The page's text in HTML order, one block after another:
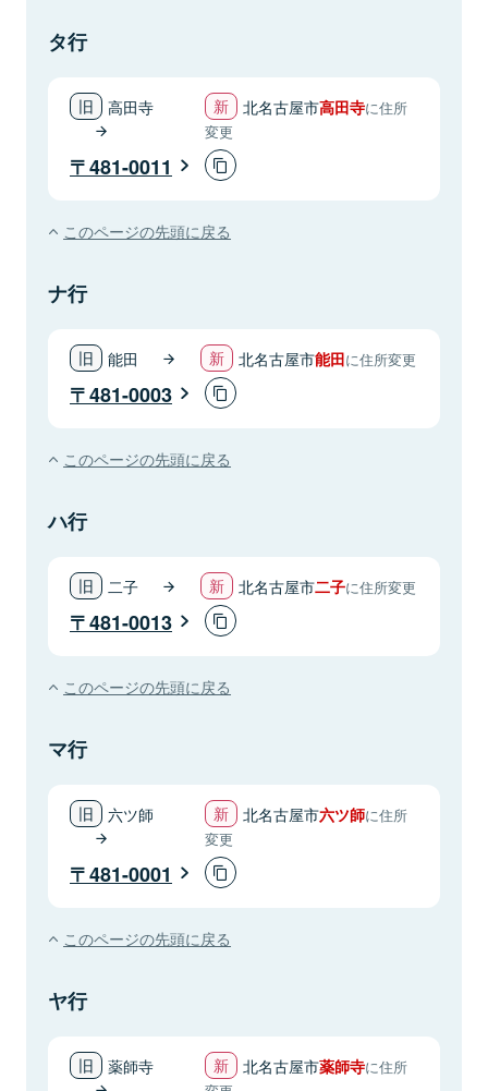
タ行
高田寺 北名古屋市高田寺に住所
変更
481-0011
このページの先頭に戻る
ナ行
能田 北名古屋市能田に住所変更
481-0003
このページの先頭に戻る
ハ行
二子 北名古屋市二子に住所変更
481-0013
このページの先頭に戻る
マ行
六ツ師 北名古屋市六ツ師に住所
変更
481-0001
このページの先頭に戻る
ヤ行
薬師寺 北名古屋市薬師寺に住所